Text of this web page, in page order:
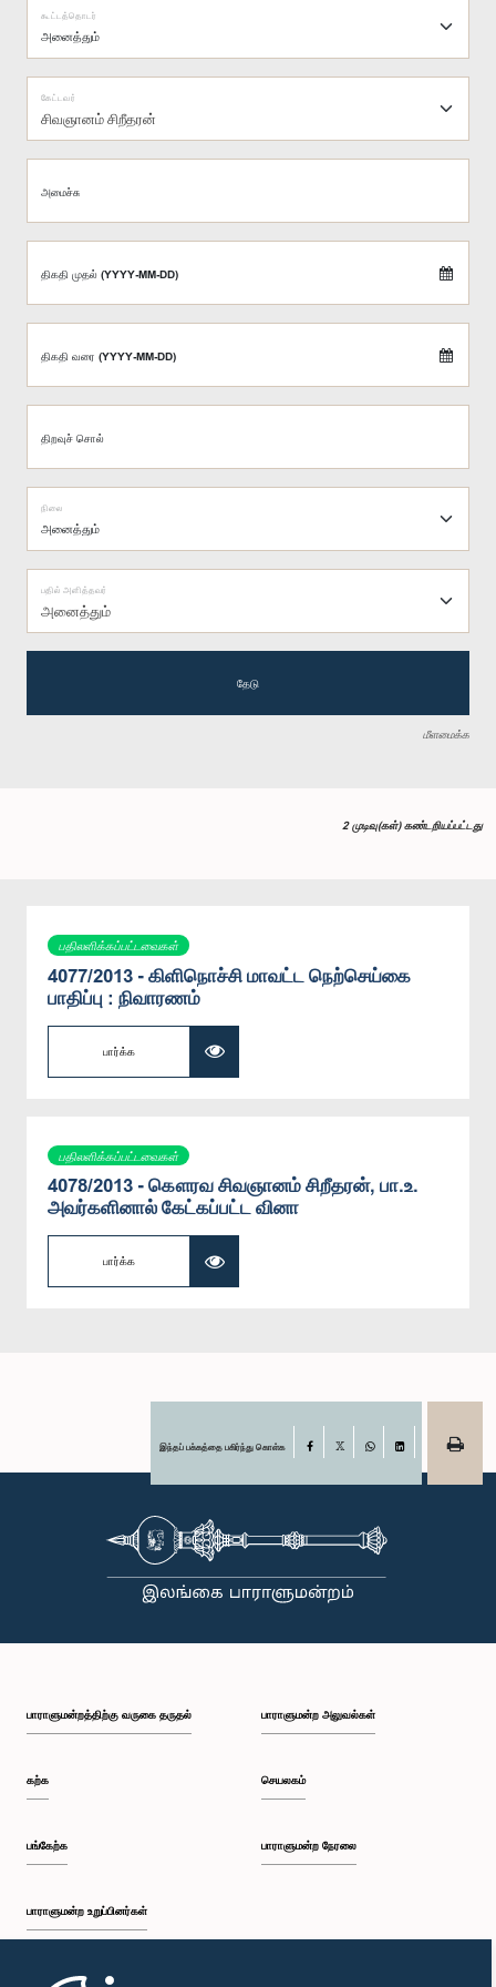
கூட்டத்தொடர்
சிவஞானம் சிறீதரன்
கேட்டவர்
அமைச்சு
திகதி முதல் (YYYY-MM-DD)
திகதி வரை (YYYY-MM-DD)
திறவுச் சொல்
நிலை
அனைத்தும்
பதில் அளித்தவர்
தேடு
மீளமைக்க
2 முடிவு(கள்) கண்டறியப்பட்டது
பதிலளிக்கப்பட்டவைகள்
4077/2013 - கிளிநொச்சி மாவட்ட நெற்செய்கை
பாதிப்பு : நிவாரணம்
பார்க்க
பதிலளிக்கப்பட்டவைகள்
4078/2013 - கௌரவ சிவஞானம் சிறீதரன், பா.உ.
அவர்களினால் கேட்கப்பட்ட வினா
பார்க்க
இந்தப் பக்கத்தை பகிர்ந்து கொள்க Facebook
பாராளுமன்றத்திற்கு வருகை தருதல்
கற்க
பங்கேற்க
பாராளுமன்ற உறுப்பினர்கள்
முதற்பக்கம்
பாராளுமன்ற அலுவல்கள்
செயலகம்
பாராளுமன்ற நேரலை